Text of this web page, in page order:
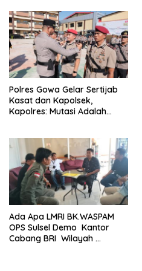
Ini Belum Di Tangkap
Polres Gowa Gelar Sertijab
Kasat dan Kapolsek,
Kapolres: Mutasi Adalah
Ada Apa LMRI BK.WASPAM
OPS Sulsel Demo Kantor
Cabang BRI Wilayah